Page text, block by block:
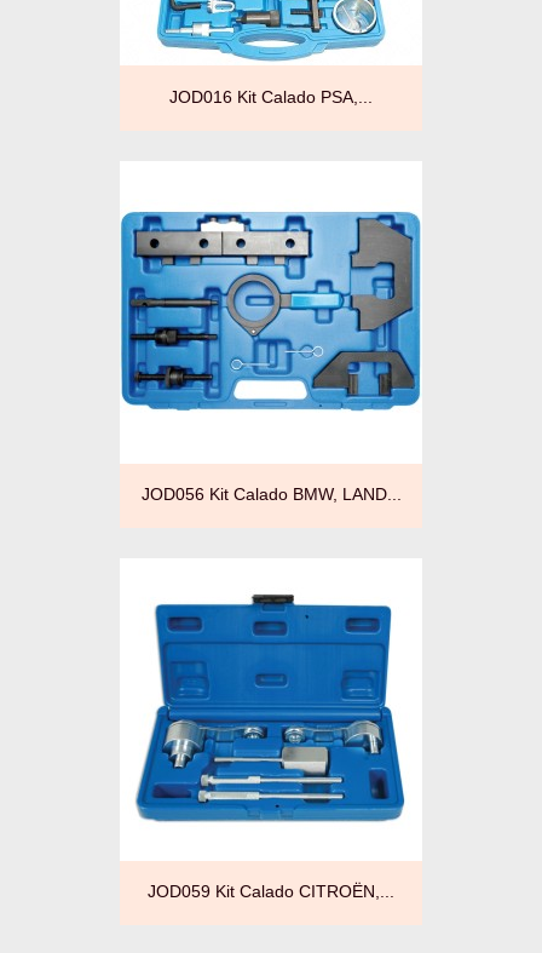
JOD016 Kit Calado PSA,...
JOD056 Kit Calado BMW, LAND...
JOD059 Kit Calado CITROËN,...